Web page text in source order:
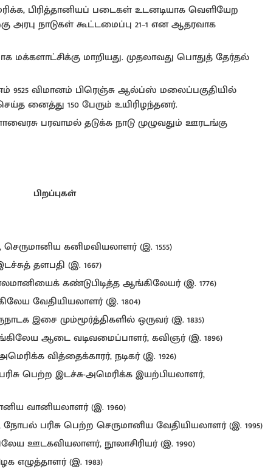
பிரித்தானியப் படைகள் உடனடியாக வெளியேற
நாடுகள் கூட்டமைப்பு 21–1 என ஆதரவாக
மக்களாட்சிக்கு மாறியது. முதலாவது பொதுத் தேர்தல்
9525 விமானம் பிரெஞ்சு ஆல்ப்ஸ் மலைப்பகுதியில்
னைத்து 150 பேரும் உயிரிழந்தனர்.
பரவாமல் தடுக்க நாடு முழுவதும் ஊரடங்கு
பிறப்புகள்
செருமானிய கனிமவியலாளர் (இ. 1555)
தளபதி (இ. 1667)
கண்டுபிடித்த ஆங்கிலேயர் (இ. 1776)
வேதியியலாளர் (இ. 1804)
இசை மும்மூர்த்திகளில் ஒருவர் (இ. 1835)
ஆடை வடிவமைப்பாளர், கவிஞர் (இ. 1896)
வித்தைக்காரர், நடிகர் (இ. 1926)
பெற்ற இடச்சு-அமெரிக்க இயற்பியலாளர்,
வானியலாளர் (இ. 1960)
பரிசு பெற்ற செருமானிய வேதியியலாளர் (இ. 1995)
ஊடகவியலாளர், நூலாசிரியர் (இ. 1990)
எழுத்தாளர் (இ. 1983)